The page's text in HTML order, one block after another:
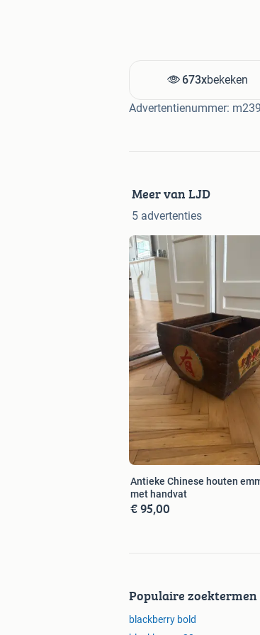
673xbekeken
Advertentienummer:
Meer van LJD
5 advertenties
Antieke Chinese houten
met handvat
€ 95,00
Populaire zoektermen
blackberry bold